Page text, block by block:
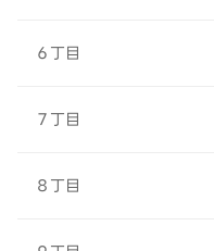
６丁目
７丁目
８丁目